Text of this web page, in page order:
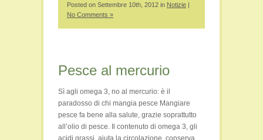
Posted on Settembre 10th, 2012 in Notizie |
No Comments »
Pesce al mercurio
Sì agli omega 3, no al mercurio: è il
paradosso di chi mangia pesce Mangiare
pesce fa bene alla salute, grazie soprattutto
all’olio di pesce. Il contenuto di omega 3, gli
acidi grassi, aiuta la circolazione, conserva